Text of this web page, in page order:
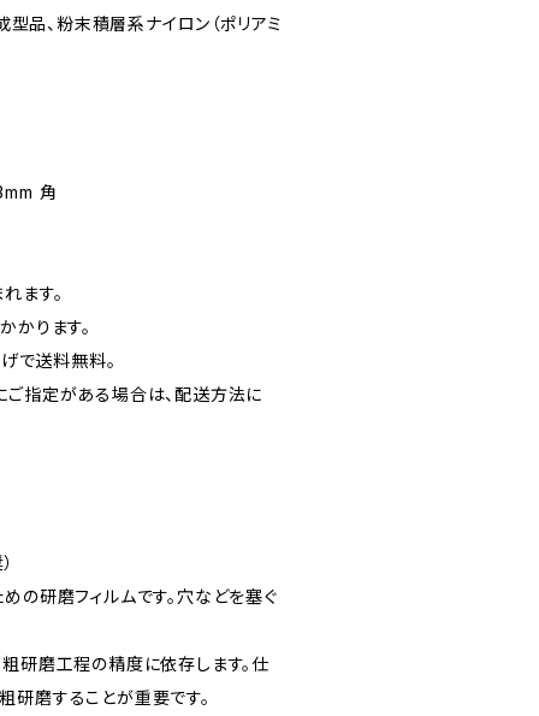
品、粉末積層系ナイロン（ポリアミ
角
ます。
かります。
で送料無料。
指定がある場合は、配送方法に
の研磨フィルムです。穴などを塞ぐ
研磨工程の精度に依存します。仕
研磨することが重要です。